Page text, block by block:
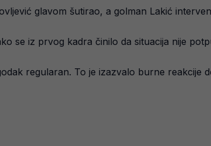
glavom šutirao, a golman Lakić
se iz prvog kadra činilo da situacija nije
regularan. To je izazvalo burne reakcije